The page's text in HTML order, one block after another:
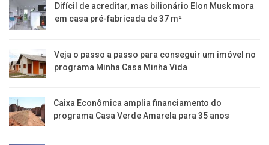
Difícil de acreditar, mas bilionário Elon Musk mora
em casa pré-fabricada de 37 m²
Veja o passo a passo para conseguir um imóvel no
programa Minha Casa Minha Vida
Caixa Econômica amplia financiamento do
programa Casa Verde Amarela para 35 anos